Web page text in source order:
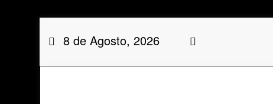
para
conteúdo
8 de Agosto, 2026